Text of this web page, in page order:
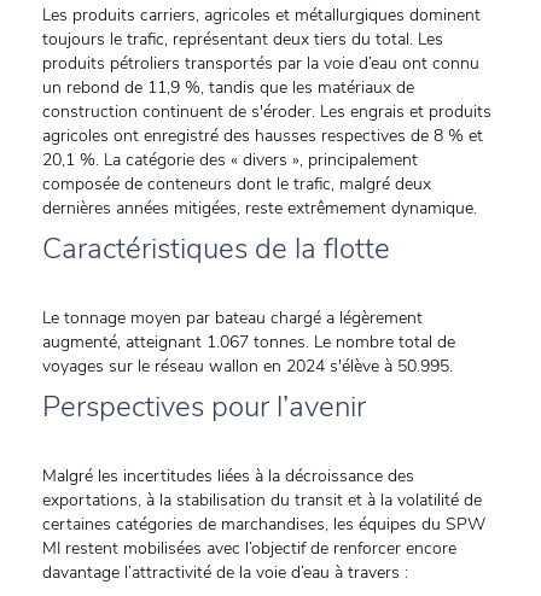
Les produits carriers, agricoles et métallurgiques dominent
toujours le trafic, représentant deux tiers du total. Les
produits pétroliers transportés par la voie d’eau ont connu
un rebond de 11,9 %, tandis que les matériaux de
construction continuent de s'éroder. Les engrais et produits
agricoles ont enregistré des hausses respectives de 8 % et
20,1 %. La catégorie des « divers », principalement
composée de conteneurs dont le trafic, malgré deux
dernières années mitigées, reste extrêmement dynamique.
Caractéristiques de la flotte
Le tonnage moyen par bateau chargé a légèrement
augmenté, atteignant 1.067 tonnes. Le nombre total de
voyages sur le réseau wallon en 2024 s'élève à 50.995.
Perspectives pour l’avenir
Malgré les incertitudes liées à la décroissance des
exportations, à la stabilisation du transit et à la volatilité de
certaines catégories de marchandises, les équipes du SPW
MI restent mobilisées avec l’objectif de renforcer encore
davantage l’attractivité de la voie d’eau à travers :